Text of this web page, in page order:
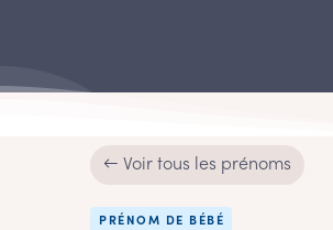
← Voir tous les prénoms
PRÉNOM DE BÉBÉ